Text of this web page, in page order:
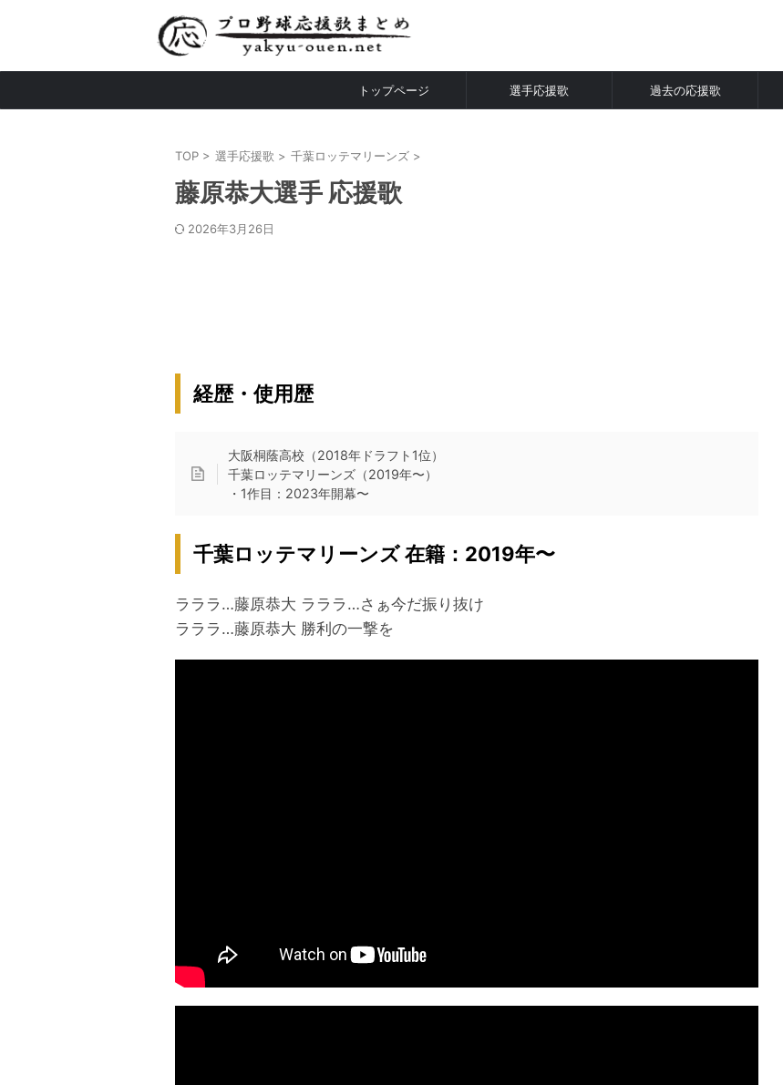
トップページ 選手応援歌 過去の応援歌
TOP > 選手応援歌 > 千葉ロッテマリーンズ >
藤原恭大選手 応援歌
2026年3月26日
経歴・使用歴
大阪桐蔭高校（2018年ドラフト1位）
千葉ロッテマリーンズ（2019年〜）
・1作目：2023年開幕〜
千葉ロッテマリーンズ 在籍：2019年〜
ラララ…藤原恭大 ラララ…さぁ今だ振り抜け
ラララ…藤原恭大 勝利の一撃を